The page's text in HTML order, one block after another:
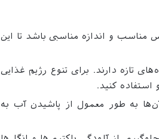
مناسب و اندازه مناسبی باشد تا این
تازه دارند. برای تنوع رژیم غذایی
استفاده کنید.
به طور معمول از پاشیدن آب به